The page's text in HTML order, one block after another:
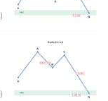
)
)